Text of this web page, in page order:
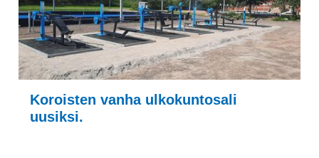
Koroisten vanha ulkokuntosali
uusiksi.